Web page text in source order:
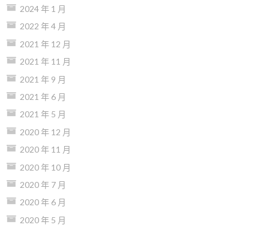
2024 年 1 月
2022 年 4 月
2021 年 12 月
2021 年 11 月
2021 年 9 月
2021 年 6 月
2021 年 5 月
2020 年 12 月
2020 年 11 月
2020 年 10 月
2020 年 7 月
2020 年 6 月
2020 年 5 月